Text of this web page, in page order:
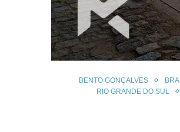
BENTO GONÇALVES
RIO GRANDE DO SUL